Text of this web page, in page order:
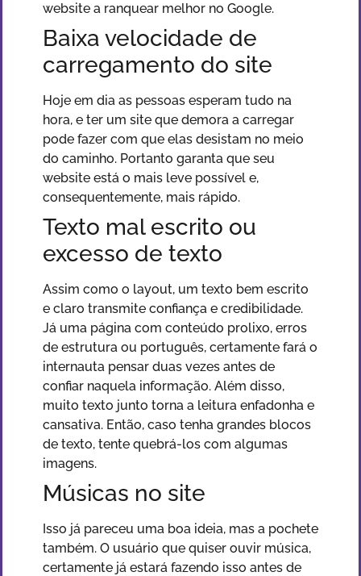
website a ranquear melhor no Google.
Baixa velocidade de
carregamento do site
Hoje em dia as pessoas esperam tudo na
hora, e ter um site que demora a carregar
pode fazer com que elas desistam no meio
do caminho. Portanto garanta que seu
website está o mais leve possível e,
consequentemente, mais rápido.
Texto mal escrito ou
excesso de texto
Assim como o layout, um texto bem escrito
e claro transmite confiança e credibilidade.
Já uma página com conteúdo prolixo, erros
de estrutura ou português, certamente fará o
internauta pensar duas vezes antes de
confiar naquela informação. Além disso,
muito texto junto torna a leitura enfadonha e
cansativa. Então, caso tenha grandes blocos
de texto, tente quebrá-los com algumas
imagens.
Músicas no site
Isso já pareceu uma boa ideia, mas a pochete
também. O usuário que quiser ouvir música,
certamente já estará fazendo isso antes de